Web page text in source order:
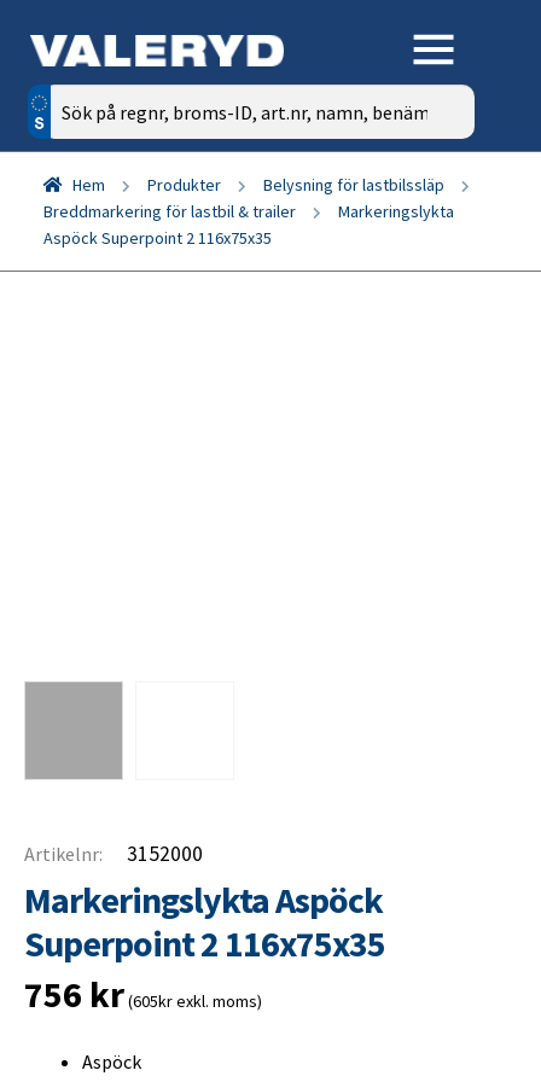
Sök
efter:
Hem Produkter
Belysning för lastbilssläp
Breddmarkering för lastbil & trailer
Markeringslykta
Aspöck Superpoint 2 116x75x35
Artikelnr: 3152000
Markeringslykta Aspöck
Superpoint 2 116x75x35
756 kr(605kr exkl. moms)
Aspöck